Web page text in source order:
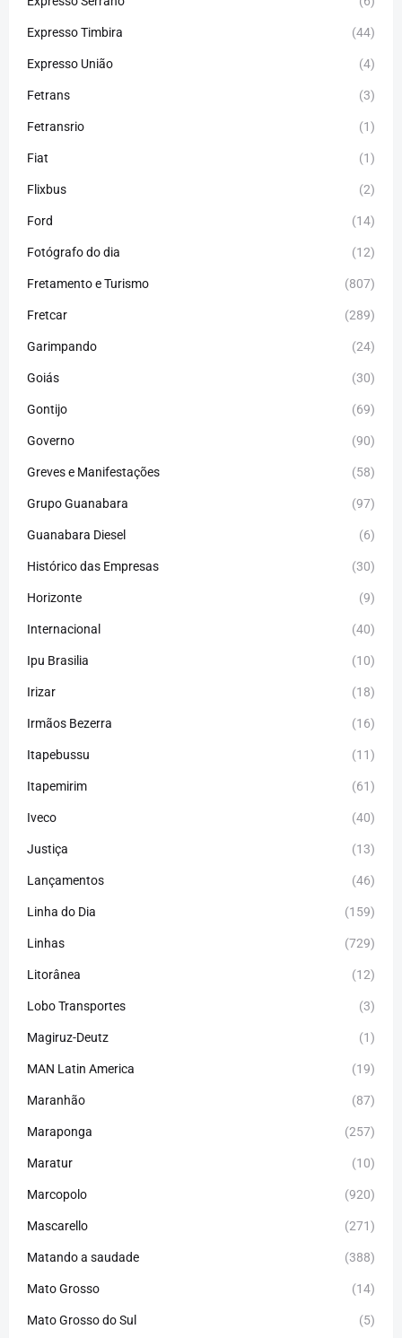
Expresso Timbira (44)
Expresso União (4)
Fetrans (3)
Fetransrio (1)
Fiat (1)
Flixbus (2)
Ford (14)
Fotógrafo do dia (12)
Fretamento e Turismo (807)
Fretcar (289)
Garimpando (24)
Goiás (30)
Gontijo (69)
Governo (90)
Greves e Manifestações (58)
Grupo Guanabara (97)
Guanabara Diesel (6)
Histórico das Empresas (30)
Horizonte (9)
Internacional (40)
Ipu Brasilia (10)
Irizar (18)
Irmãos Bezerra (16)
Itapebussu (11)
Itapemirim (61)
Iveco (40)
Justiça (13)
Lançamentos (46)
Linha do Dia (159)
Linhas (729)
Litorânea (12)
Lobo Transportes (3)
Magiruz-Deutz (1)
MAN Latin America (19)
Maranhão (87)
Maraponga (257)
Maratur (10)
Marcopolo (920)
Mascarello (271)
Matando a saudade (388)
Mato Grosso (14)
Mato Grosso do Sul (5)